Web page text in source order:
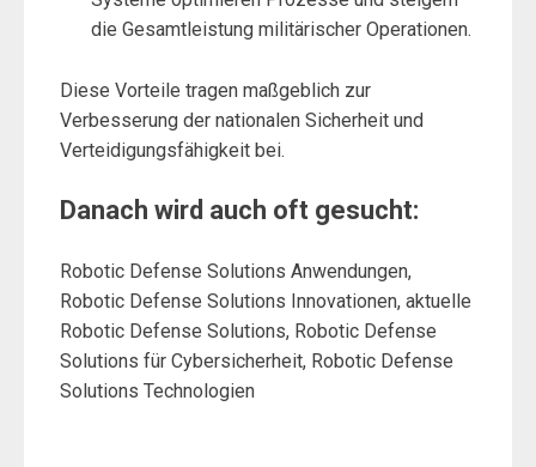
die Gesamtleistung militärischer Operationen.
Diese Vorteile tragen maßgeblich zur
Verbesserung der nationalen Sicherheit und
Verteidigungsfähigkeit bei.
Danach wird auch oft gesucht:
Robotic Defense Solutions Anwendungen,
Robotic Defense Solutions Innovationen, aktuelle
Robotic Defense Solutions, Robotic Defense
Solutions für Cybersicherheit, Robotic Defense
Solutions Technologien